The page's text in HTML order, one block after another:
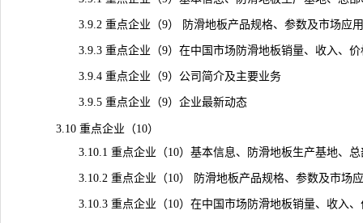
3.9.2 重点企业（9） 防滑地板产品规格、参数及市场应用
3.9.3 重点企业（9）在中国市场防滑地板销量、收入、价格
3.9.4 重点企业（9）公司简介及主要业务
3.9.5 重点企业（9）企业最新动态
3.10 重点企业（10）
3.10.1 重点企业（10）基本信息、防滑地板生产基地、总
3.10.2 重点企业（10） 防滑地板产品规格、参数及市场
3.10.3 重点企业（10）在中国市场防滑地板销量、收入、价